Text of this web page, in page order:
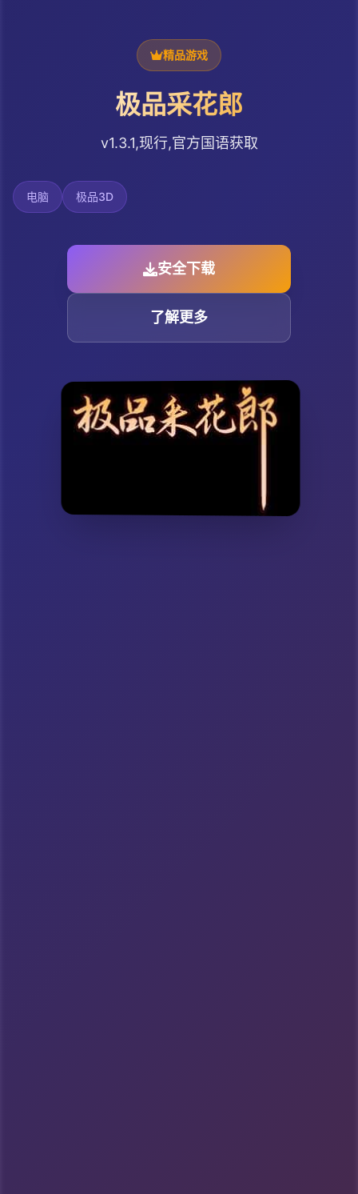
精品游戏
极品采花郎
v1.3.1,现行,官方国语获取
电脑 极品3D
安全下载
了解更多